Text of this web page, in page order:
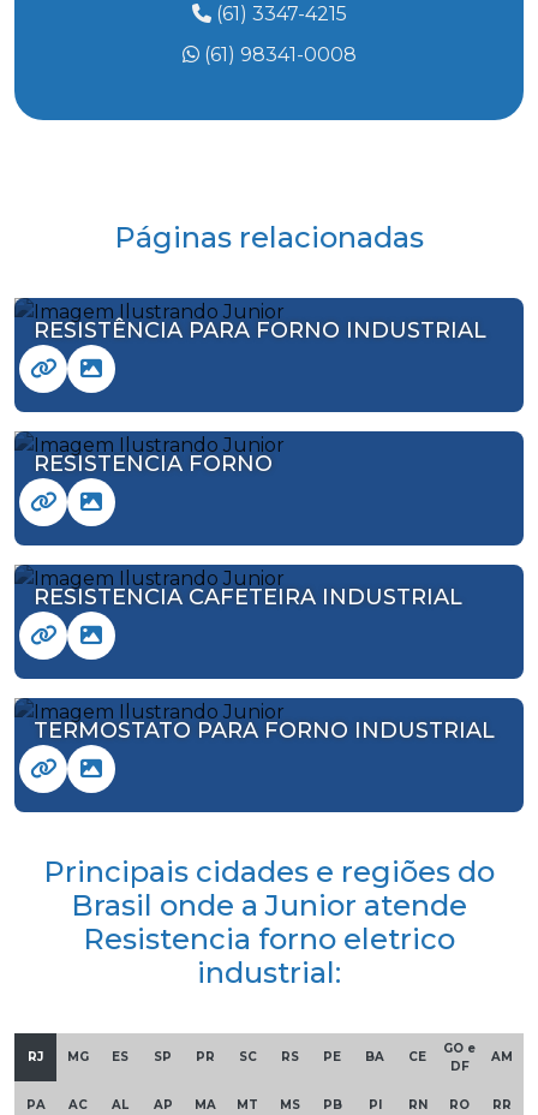
(61) 3347-4215
(61) 98341-0008
Páginas relacionadas
RESISTÊNCIA PARA FORNO INDUSTRIAL
RESISTENCIA FORNO
RESISTENCIA CAFETEIRA INDUSTRIAL
TERMOSTATO PARA FORNO INDUSTRIAL
Principais cidades e regiões do
Brasil onde a Junior atende
Resistencia forno eletrico
industrial:
RJ MG ES SP PR SC RS PE BA CE
GO e
DF
AM
PA AC AL AP MA MT MS PB PI RN RO RR